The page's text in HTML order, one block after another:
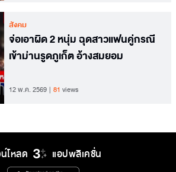
สังคม
จ่อเอาผิด 2 หนุ่ม ฉุดสาวแฟนคู่กรณี
เข้าม่านรูดภูเก็ต อ้างสมยอม
12 พ.ค. 2569 81 views
โหลด แอปพลิเคชั่น